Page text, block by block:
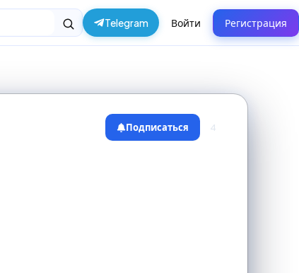
Telegram Войти Регистрация
Подписаться 4